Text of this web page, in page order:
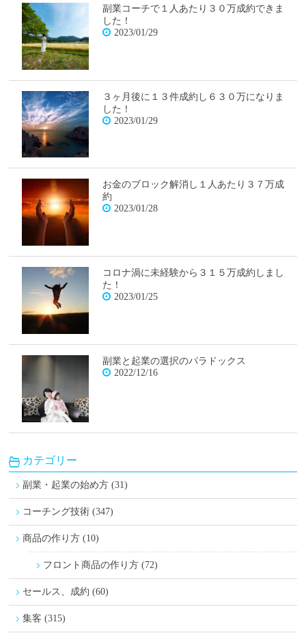
副業コーチで１人あたり３０万成約できま
した！
2023/01/29
３ヶ月後に１３件成約し６３０万になりま
した！
2023/01/29
お金のブロック解消し１人あたり３７万成
約
2023/01/28
コロナ渦に未経験から３１５万成約しまし
た！
2023/01/25
副業と起業の選択のパラドックス
2022/12/16
カテゴリー
副業・起業の始め方 (31)
コーチング技術 (347)
商品の作り方 (10)
フロント商品の作り方 (72)
セールス、成約 (60)
集客 (315)